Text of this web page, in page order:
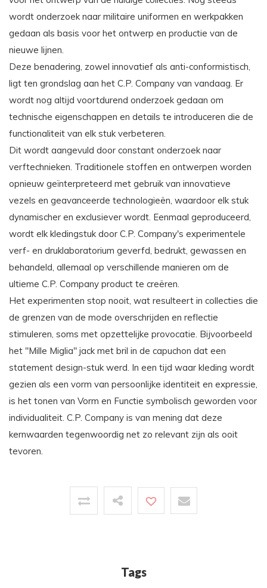
wordt onderzoek naar militaire uniformen en werkpakken
gedaan als basis voor het ontwerp en productie van de
nieuwe lijnen.
Deze benadering, zowel innovatief als anti-conformistisch,
ligt ten grondslag aan het C.P. Company van vandaag. Er
wordt nog altijd voortdurend onderzoek gedaan om
technische eigenschappen en details te introduceren die de
functionaliteit van elk stuk verbeteren.
Dit wordt aangevuld door constant onderzoek naar
verftechnieken. Traditionele stoffen en ontwerpen worden
opnieuw geïnterpreteerd met gebruik van innovatieve
vezels en geavanceerde technologieën, waardoor elk stuk
dynamischer en exclusiever wordt. Eenmaal geproduceerd,
wordt elk kledingstuk door C.P. Company's experimentele
verf- en druklaboratorium geverfd, bedrukt, gewassen en
behandeld, allemaal op verschillende manieren om de
ultieme C.P. Company product te creëren.
Het experimenten stop nooit, wat resulteert in collecties die
de grenzen van de mode overschrijden en reflectie
stimuleren, soms met opzettelijke provocatie. Bijvoorbeeld
het "Mille Miglia" jack met bril in de capuchon dat een
statement design-stuk werd. In een tijd waar kleding wordt
gezien als een vorm van persoonlijke identiteit en expressie,
is het tonen van Vorm en Functie symbolisch geworden voor
individualiteit. C.P. Company is van mening dat deze
kernwaarden tegenwoordig net zo relevant zijn als ooit
tevoren.
Tags